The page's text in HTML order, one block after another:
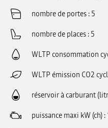
nombre de portes 5
nombre de places 5
WLTP consommation
WLTP émission CO2
réservoir à carburant
puissance maxi kW (ch)